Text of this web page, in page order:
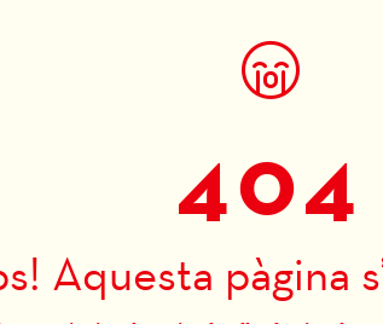
404
Aquesta pàgina